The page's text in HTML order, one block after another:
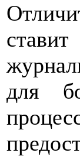
для